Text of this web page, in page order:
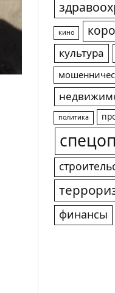
кино
культура
политика
финансы